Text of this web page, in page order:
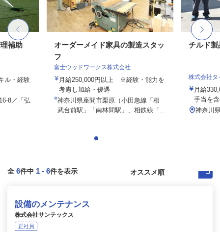
補助
ル・経験
8／「弘
オーダーメイド家具の製造スタッ
フ
富士ウッドワークス株式会社
月給250,000円以上 ※経験・能力を
考慮し加給・優遇
神奈川県座間市栗原（小田急線「相
武台前駅」「南林間駅」、相鉄線「...
チルド製
株式会社タ
月給
手当を
神奈川
全 6件中 1 - 6件を表示
設備のメンテナンス
株式会社サンテックス
正社員